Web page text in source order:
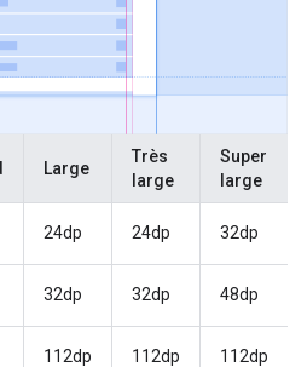
Large
Très
large
Super
large
24dp 24dp 32dp
32dp 32dp 48dp
112dp 112dp 112dp